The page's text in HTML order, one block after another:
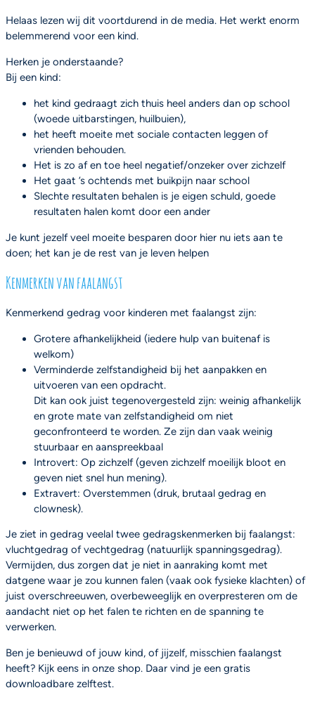
Helaas lezen wij dit voortdurend in de media. Het werkt enorm
belemmerend voor een kind.
Herken je onderstaande?
Bij een kind:
het kind gedraagt zich thuis heel anders dan op school
(woede uitbarstingen, huilbuien),
het heeft moeite met sociale contacten leggen of
vrienden behouden.
Het is zo af en toe heel negatief/onzeker over zichzelf
Het gaat ’s ochtends met buikpijn naar school
Slechte resultaten behalen is je eigen schuld, goede
resultaten halen komt door een ander
Je kunt jezelf veel moeite besparen door hier nu iets aan te
doen; het kan je de rest van je leven helpen
Kenmerken van faalangst
Kenmerkend gedrag voor kinderen met faalangst zijn:
Grotere afhankelijkheid (iedere hulp van buitenaf is
welkom)
Verminderde zelfstandigheid bij het aanpakken en
uitvoeren van een opdracht.
Dit kan ook juist tegenovergesteld zijn: weinig afhankelijk
en grote mate van zelfstandigheid om niet
geconfronteerd te worden. Ze zijn dan vaak weinig
stuurbaar en aanspreekbaal
Introvert: Op zichzelf (geven zichzelf moeilijk bloot en
geven niet snel hun mening).
Extravert: Overstemmen (druk, brutaal gedrag en
clownesk).
Je ziet in gedrag veelal twee gedragskenmerken bij faalangst:
vluchtgedrag of vechtgedrag (natuurlijk spanningsgedrag).
Vermijden, dus zorgen dat je niet in aanraking komt met
datgene waar je zou kunnen falen (vaak ook fysieke klachten) of
juist overschreeuwen, overbeweeglijk en overpresteren om de
aandacht niet op het falen te richten en de spanning te
verwerken.
Ben je benieuwd of jouw kind, of jijzelf, misschien faalangst
heeft? Kijk eens in onze shop. Daar vind je een gratis
downloadbare zelftest.